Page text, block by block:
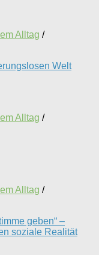
Alltag /
Welt
Alltag /
Alltag /
geben“ –
soziale Realität